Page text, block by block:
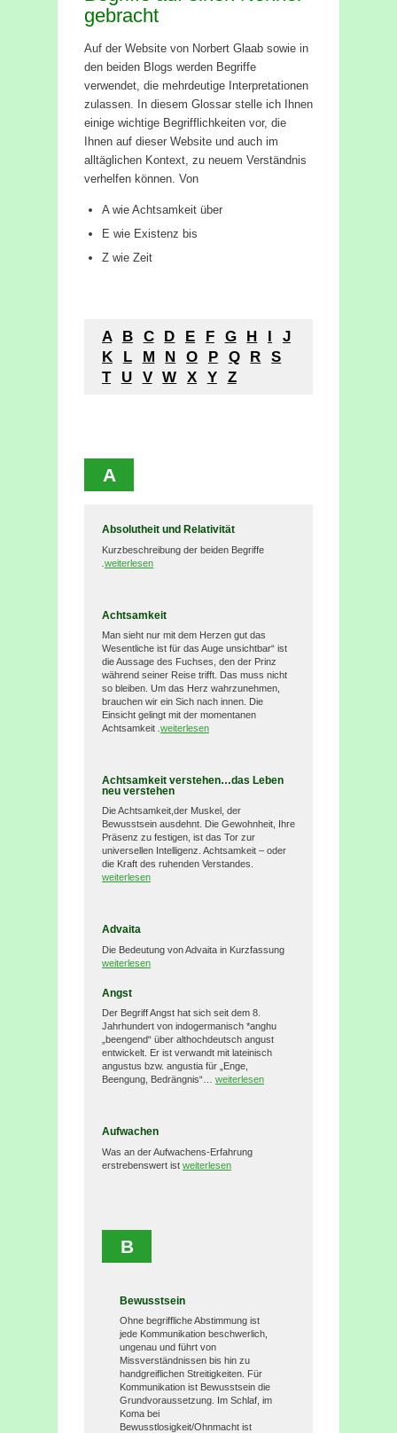
gebracht
Auf der Website von Norbert Glaab sowie in
den beiden Blogs werden Begriffe
verwendet, die mehrdeutige Interpretationen
zulassen. In diesem Glossar stelle ich Ihnen
einige wichtige Begrifflichkeiten vor, die
Ihnen auf dieser Website und auch im
alltäglichen Kontext, zu neuem Verständnis
verhelfen können. Von
A wie Achtsamkeit über
E wie Existenz bis
Z wie Zeit
A B C D E F G H I
J
K
L M N O P Q R
S
T
U V W X Y Z
A
Absolutheit und Relativität
Kurzbeschreibung der beiden Begriffe
weiterlesen
Achtsamkeit
Man sieht nur mit dem Herzen gut das
Wesentliche ist für das Auge unsichtbar“ ist
die Aussage des Fuchses, den der Prinz
während seiner Reise trifft. Das muss nicht
so bleiben. Um das Herz wahrzunehmen,
brauchen wir ein Sich nach innen. Die
Einsicht gelingt mit der momentanen
Achtsamkeit weiterlesen
Achtsamkeit verstehen…das Leben
neu verstehen
Die Achtsamkeit,der Muskel, der
Bewusstsein ausdehnt. Die Gewohnheit, Ihre
Präsenz zu festigen, ist das Tor zur
universellen Intelligenz. Achtsamkeit – oder
die Kraft des ruhenden Verstandes.
weiterlesen
Advaita
Die Bedeutung von Advaita in Kurzfassung
weiterlesen
Angst
Der Begriff Angst hat sich seit dem 8.
Jahrhundert von indogermanisch *anghu
„beengend“ über althochdeutsch angust
entwickelt. Er ist verwandt mit lateinisch
angustus bzw. angustia für „Enge,
Beengung, Bedrängnis“… weiterlesen
Aufwachen
Was an der Aufwachens-Erfahrung
erstrebenswert ist weiterlesen
B
Bewusstsein
Ohne begriffliche Abstimmung ist
jede Kommunikation beschwerlich,
ungenau und führt von
Missverständnissen bis hin zu
handgreiflichen Streitigkeiten. Für
Kommunikation ist Bewusstsein die
Grundvoraussetzung. Im Schlaf, im
Koma bei
Bewusstlosigkeit/Ohnmacht ist